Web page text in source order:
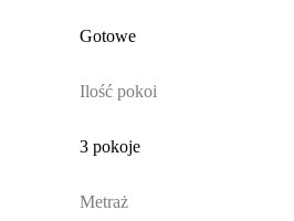
Gotowe
Ilość pokoi
3 pokoje
Metraż